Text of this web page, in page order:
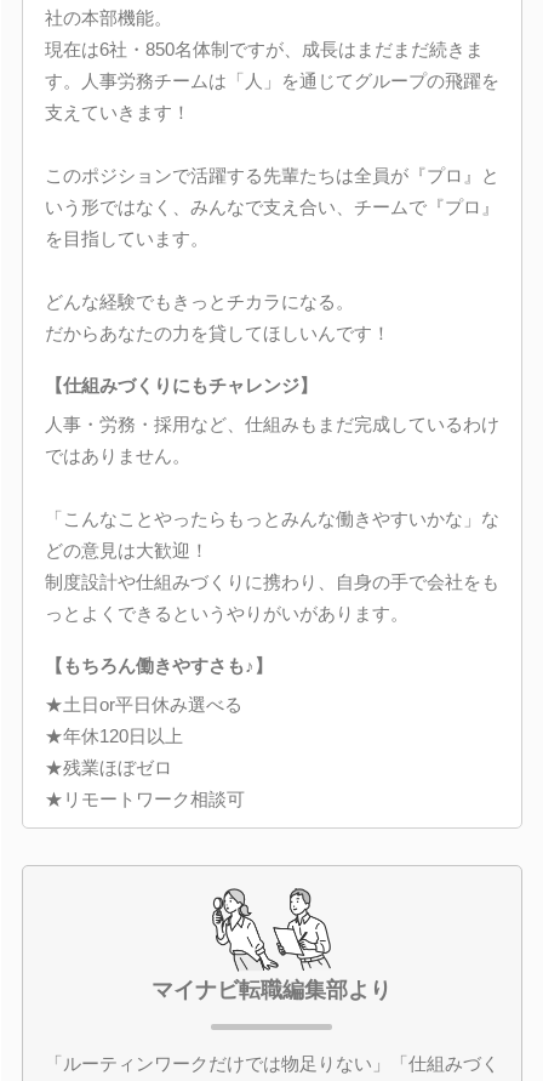
社の本部機能。
現在は6社・850名体制ですが、成長はまだまだ続きま
す。人事労務チームは「人」を通じてグループの飛躍を
支えていきます！
このポジションで活躍する先輩たちは全員が『プロ』と
いう形ではなく、みんなで支え合い、チームで『プロ』
を目指しています。
どんな経験でもきっとチカラになる。
だからあなたの力を貸してほしいんです！
【仕組みづくりにもチャレンジ】
人事・労務・採用など、仕組みもまだ完成しているわけ
ではありません。
「こんなことやったらもっとみんな働きやすいかな」な
どの意見は大歓迎！
制度設計や仕組みづくりに携わり、自身の手で会社をも
っとよくできるというやりがいがあります。
【もちろん働きやすさも♪】
★土日or平日休み選べる
★年休120日以上
★残業ほぼゼロ
★リモートワーク相談可
マイナビ転職編集部より
「ルーティンワークだけでは物足りない」「仕組みづく